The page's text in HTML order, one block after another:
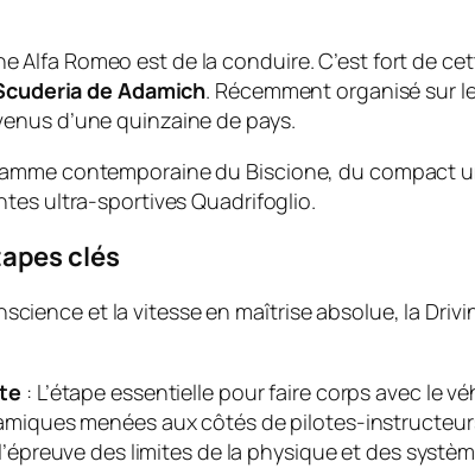
Alfa Romeo est de la conduire. C’est fort de
de Adamich. Récemment organisé sur
d’une quinzaine de pays.
contemporaine du Biscione, du compact
ultra-sportives Quadrifoglio.
clés
et la vitesse en maîtrise absolue, la
: L’étape essentielle pour faire corps avec le
menées aux côtés de pilotes-
des limites de la physique et des